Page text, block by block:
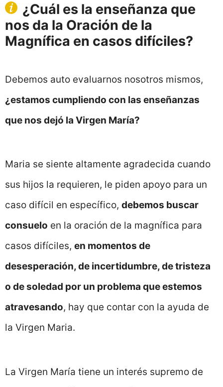
¿Cuál es la enseñanza que
nos da la Oración de la
Magnífica en casos difíciles?
Debemos auto evaluarnos nosotros mismos,
¿estamos cumpliendo con las enseñanzas
que nos dejó la Virgen María?
Maria se siente altamente agradecida cuando
sus hijos la requieren, le piden apoyo para un
caso difícil en específico, debemos buscar
consuelo en la oración de la magnífica para
casos difíciles, en momentos de
desesperación, de incertidumbre, de tristeza
o de soledad por un problema que estemos
atravesando, hay que contar con la ayuda de
la Virgen Maria.
La Virgen María tiene un interés supremo de